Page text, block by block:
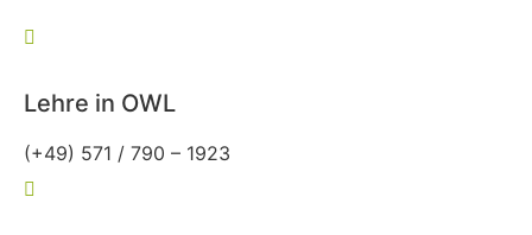
Lehre in OWL
(+49) 571 / 790 – 1923